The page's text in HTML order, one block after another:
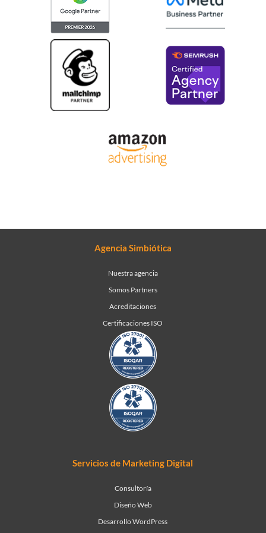
Agencia Simbiótica
Nuestra agencia
Somos Partners
Acreditaciones
Certificaciones ISO
Servicios de Marketing Digital
Consultoría
Diseño Web
Desarrollo WordPress